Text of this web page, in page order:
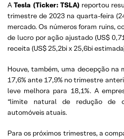
ATesla (Ticker: TSLA)reportou
trimestre de 2023 na quarta-feira
mercado. Os números foram ruins,
de lucro por ação ajustado (US$
receita (US$ 25,2bi x 25,6bi
Houve, também, uma decepção na
17,6% ante 17,9% no trimestre
leve melhora para 18,1%. A
“limite natural de redução de
automóveis atuais.
Para os próximos trimestres, a